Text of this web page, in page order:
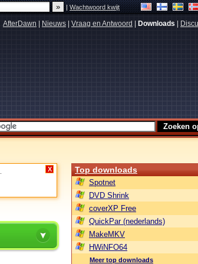
|Wachtwoord kwijt
AfterDawn Nieuws Vraag en Antwoord Downloads
X Top downloads
Spotnet
DVD Shrink
coverXP Free
QuickPar (nederlands)
MakeMKV
HWiNFO64
Meer top downloads